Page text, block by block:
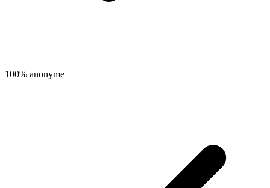
100% anonyme